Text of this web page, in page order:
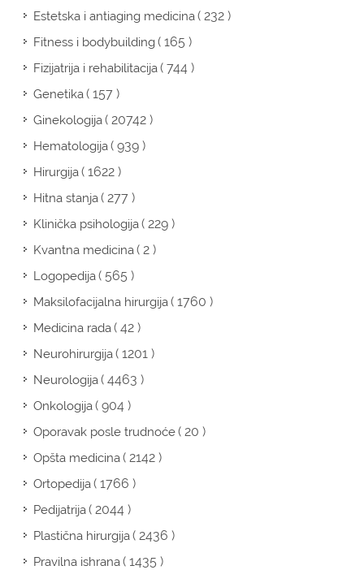
Estetska i antiaging medicina( 232 )
Fitness i bodybuilding( 165 )
Fizijatrija i rehabilitacija( 744 )
Genetika( 157 )
Ginekologija( 20742 )
Hematologija( 939 )
Hirurgija( 1622 )
Hitna stanja( 277 )
Klinička psihologija( 229 )
Kvantna medicina( 2 )
Logopedija( 565 )
Maksilofacijalna hirurgija( 1760 )
Medicina rada( 42 )
Neurohirurgija( 1201 )
Neurologija( 4463 )
Onkologija( 904 )
Oporavak posle trudnoće( 20 )
Opšta medicina( 2142 )
Ortopedija( 1766 )
Pedijatrija( 2044 )
Plastična hirurgija( 2436 )
Pravilna ishrana( 1435 )